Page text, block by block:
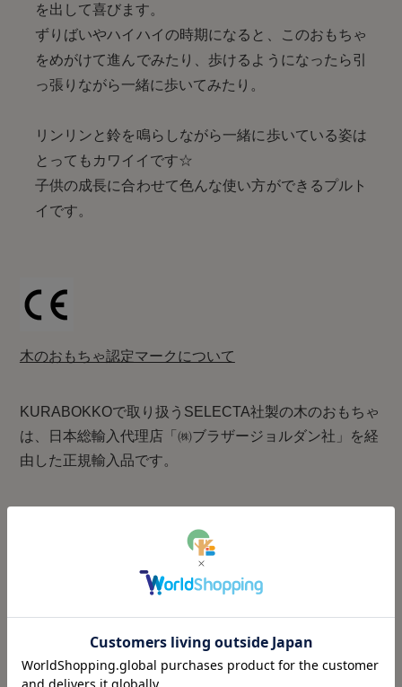
を出して喜びます。
ずりばいやハイハイの時期になると、このおもちゃ
をめがけて進んでみたり、歩けるようになったら引
っ張りながら一緒に歩いてみたり。
リンリンと鈴を鳴らしながら一緒に歩いている姿は
とってもカワイイです☆
子供の成長に合わせて色んな使い方ができるプルト
イです。
木のおもちゃ認定マークについて
KURABOKKOで取り扱うSELECTA社製の木のおもちゃ
は、日本総輸入代理店「㈱ブラザージョルダン社」を経
由した正規輸入品です。
SELECTA(セレクタ)/ドイツ
木製(カエデ)
日本食品衛生法基準、EN71(おもちゃ安
全基準）適合塗料
Size： 直径13cm